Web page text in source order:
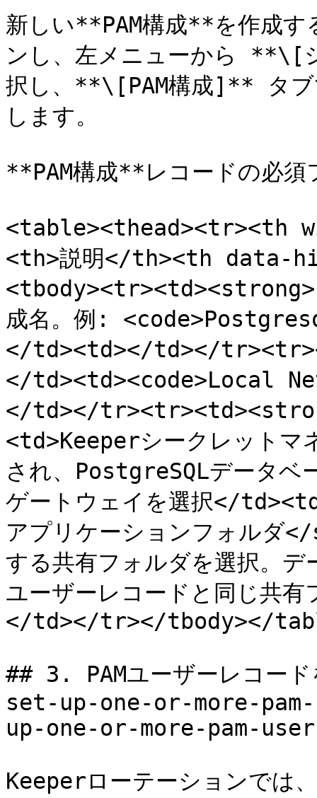
新しい**PAM構成**を作成
ンし、左メニューから **\[
択し、**\[PAM構成]** タ
します。
**PAM構成**レコードの必須
<table><thead><tr><th
<th>説明</th><th data-
成名。例:
</td><td></td></
</td><td><code>Local
</td></
<td>Keeperシークレットマ
され、PostgreSQLデータベ
ゲートウェイを選択</
アプリケーションフォルダ
する共有フォルダを選択。デ
ユーザーレコードと同じ共
</td></tr></tbody></
## 3. PAMユーザーレコー
set-up-one-or-more-
up-one-or-more-pam-
Keeperローテーションでは